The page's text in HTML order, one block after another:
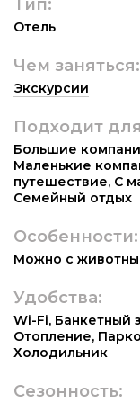
Тип:
Отель
Чем заняться:
Экскурсии
Подходит
Большие
Маленькие
путешествие, С
Семейный отдых
Особенности:
Можно с
Удобства:
Wi-Fi, Банкетный
Отопление,
Холодильник
Сезонность: